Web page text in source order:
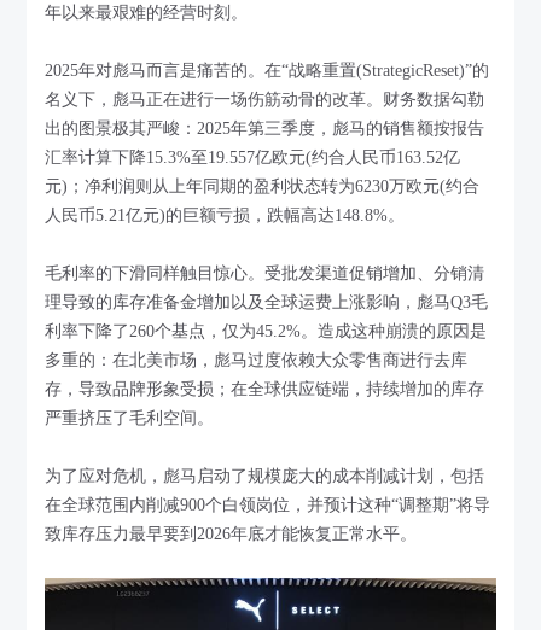
年以来最艰难的经营时刻。
2025年对彪马而言是痛苦的。在“战略重置(StrategicReset)”的
名义下，彪马正在进行一场伤筋动骨的改革。财务数据勾勒
出的图景极其严峻：2025年第三季度，彪马的销售额按报告
汇率计算下降15.3%至19.557亿欧元(约合人民币163.52亿
元)；净利润则从上年同期的盈利状态转为6230万欧元(约合
人民币5.21亿元)的巨额亏损，跌幅高达148.8%。
毛利率的下滑同样触目惊心。受批发渠道促销增加、分销清
理导致的库存准备金增加以及全球运费上涨影响，彪马Q3毛
利率下降了260个基点，仅为45.2%。造成这种崩溃的原因是
多重的：在北美市场，彪马过度依赖大众零售商进行去库
存，导致品牌形象受损；在全球供应链端，持续增加的库存
严重挤压了毛利空间。
为了应对危机，彪马启动了规模庞大的成本削减计划，包括
在全球范围内削减900个白领岗位，并预计这种“调整期”将导
致库存压力最早要到2026年底才能恢复正常水平。